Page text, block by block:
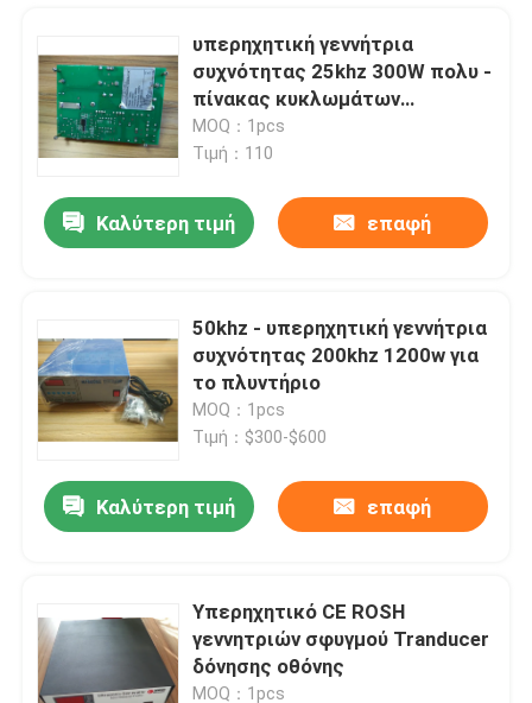
Προϊόντα
Περίπου εμείς
υπερηχητική γεννήτρια
συχνότητας 25khz 300W πολυ -
πίνακας κυκλωμάτων
συχνότητας
MOQ：1pcs
Τιμή：110
Καλύτερη τιμή επαφή
50khz - υπερηχητική γεννήτρια
συχνότητας 200khz 1200w για
το πλυντήριο
MOQ：1pcs
Τιμή：$300-$600
Καλύτερη τιμή επαφή
Υπερηχητικό CE ROSH
γεννητριών σφυγμού Tranducer
δόνησης οθόνης
MOQ：1pcs